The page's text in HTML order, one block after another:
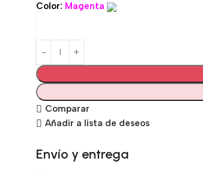
Color: Magenta
Comparar
Añadir a lista de deseos
Envío y entrega